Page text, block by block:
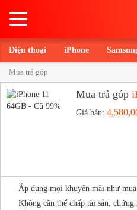
Toggle
navigation
Điện thoại iPhone
Mua trả góp
Mua trả góp
Giá bán:
Áp dụng mọi khuyến mãi như
Không cần thế chấp tài sản,